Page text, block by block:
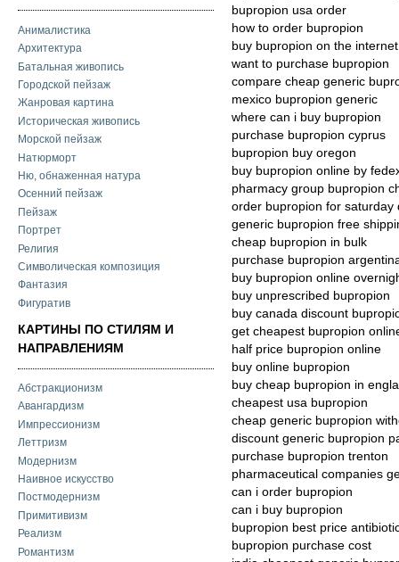
Анималистика
Архитектура
Батальная живопись
Городской пейзаж
Жанровая картина
Историческая живопись
Морской пейзаж
Натюрморт
Ню, обнаженная натура
Осенний пейзаж
Пейзаж
Портрет
Религия
Символическая композиция
Фантазия
Фигуратив
КАРТИНЫ ПО СТИЛЯМ И
НАПРАВЛЕНИЯМ
Абстракционизм
Авангардизм
Импрессионизм
Леттризм
Модернизм
Наивное искусство
Постмодернизм
Примитивизм
Реализм
Романтизм
bupropion usa order
how to order bupropion
buy bupropion on the internet
want to purchase bupropion
compare cheap generic
mexico bupropion generic
where can i buy bupropion
purchase bupropion cyprus
bupropion buy oregon
buy bupropion online by
pharmacy group bupropion
order bupropion for saturday
generic bupropion free
cheap bupropion in bulk
purchase bupropion
buy bupropion online
buy unprescribed bupropion
buy canada discount
get cheapest bupropion
half price bupropion online
buy online bupropion
buy cheap bupropion in
cheapest usa bupropion
cheap generic bupropion
discount generic bupropion
purchase bupropion trenton
pharmaceutical companies
can i order bupropion
can i buy bupropion
bupropion best price
bupropion purchase cost